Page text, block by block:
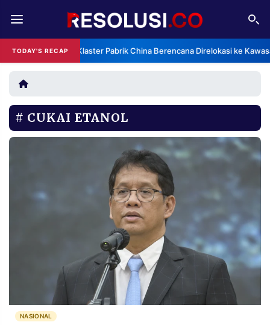
TODAY'S RECAP Klaster Pabrik China Berencana Direlokasi ke
REDAKSI TENTANG
RESOLUSI IKLAN
RUBRIKASI
EDITORIAL AKSARA
PERSONA
NASIONAL
BERITA
WARGA
INFORMASI
IKLAN
KIRIM
CUKAI ETANOL
NASIONAL